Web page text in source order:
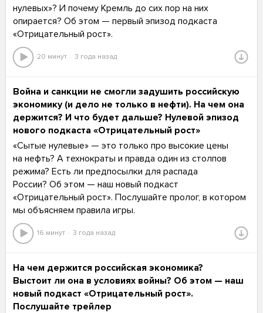
нулевых»? И почему Кремль до сих пор на них
опирается? Об этом — первый эпизод подкаста
«Отрицательный рост».
20 минут 3 года назад
Война и санкции не смогли задушить российскую
экономику (и дело не только в нефти). На чем она
держится? И что будет дальше? Нулевой эпизод
нового подкаста «Отрицательный рост»
«Сытые нулевые» — это только про высокие цены
на нефть? А технократы и правда один из столпов
режима? Есть ли предпосылки для распада
России? Об этом — наш новый подкаст
«Отрицательный рост». Послушайте пролог, в котором
мы объясняем правила игры.
16 минут 3 года назад
На чем держится российская экономика?
Выстоит ли она в условиях войны? Об этом — наш
новый подкаст «Отрицательный рост».
Послушайте трейлер